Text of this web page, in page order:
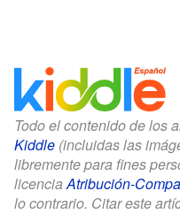
Todo el contenido de los
Kiddle (incluidas las
libremente para fines
licencia Atribución-
lo contrario. Citar este